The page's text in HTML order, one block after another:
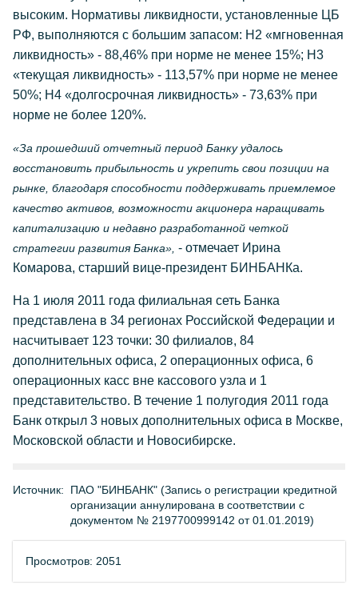
высоким. Нормативы ликвидности, установленные ЦБ
РФ, выполняются с большим запасом: Н2 «мгновенная
ликвидность» - 88,46% при норме не менее 15%; Н3
«текущая ликвидность» - 113,57% при норме не менее
50%; Н4 «долгосрочная ликвидность» - 73,63% при
норме не более 120%.
«За прошедший отчетный период Банку удалось
восстановить прибыльность и укрепить свои позиции на
рынке, благодаря способности поддерживать приемлемое
качество активов, возможности акционера наращивать
капитализацию и недавно разработанной четкой
стратегии развития Банка», - отмечает Ирина
Комарова, старший вице-президент БИНБАНКа.
На 1 июля 2011 года филиальная сеть Банка
представлена в 34 регионах Российской Федерации и
насчитывает 123 точки: 30 филиалов, 84
дополнительных офиса, 2 операционных офиса, 6
операционных касс вне кассового узла и 1
представительство. В течение 1 полугодия 2011 года
Банк открыл 3 новых дополнительных офиса в Москве,
Московской области и Новосибирске.
Источник:
ПАО "БИНБАНК" (Запись о регистрации кредитной
организации аннулирована в соответствии с
документом № 2197700999142 от 01.01.2019)
Просмотров: 2051